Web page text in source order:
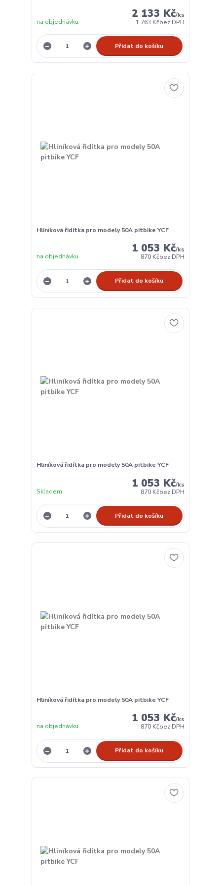
2 133 Kč/ks
1 763 Kčbez DPH
na objednávku
Přidat do košíku
Hliníková řidítka pro modely 50A pitbike YCF
1 053 Kč/ks
870 Kčbez DPH
na objednávku
Přidat do košíku
Hliníková řidítka pro modely 50A pitbike YCF
1 053 Kč/ks
870 Kčbez DPH
Skladem
Přidat do košíku
Hliníková řidítka pro modely 50A pitbike YCF
1 053 Kč/ks
870 Kčbez DPH
na objednávku
Přidat do košíku